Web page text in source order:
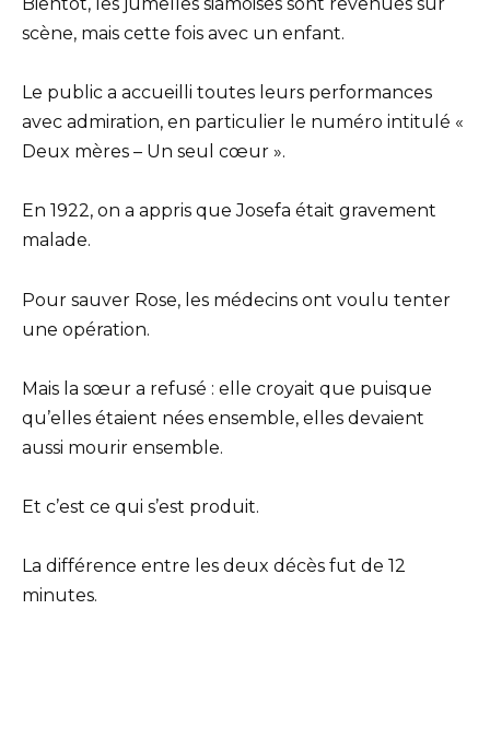
scène, mais cette fois avec un enfant.
Le public a accueilli toutes leurs performances
avec admiration, en particulier le numéro intitulé «
Deux mères – Un seul cœur ».
En 1922, on a appris que Josefa était gravement
malade.
Pour sauver Rose, les médecins ont voulu tenter
une opération.
Mais la sœur a refusé : elle croyait que puisque
qu’elles étaient nées ensemble, elles devaient
aussi mourir ensemble.
Et c’est ce qui s’est produit.
La différence entre les deux décès fut de 12
minutes.